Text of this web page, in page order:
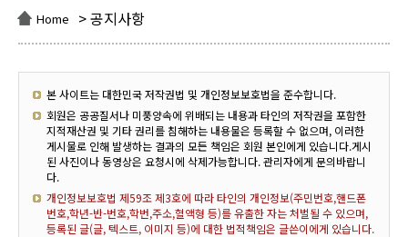
Home > 공지사항
본 사이트는 대한민국 저작권법 및 개인정보보호법을 준수합니다.
회원은 공공질서나 미풍양속에 위배되는 내용과 타인의 저작권을 포함한
지적재산권 및 기타 권리를 침해하는 내용물은 등록할 수 없으며, 이러한
게시물로 인해 발생하는 결과의 모든 책임은 회원 본인에게 있습니다.게시
된 사진이나 동영상은 요청시에 삭제가능합니다. 관리자에게 문의바랍니
다.
개인정보보호법 제59조 제3호에 따라 타인의 개인정보(주민번호,핸드폰
번호,학년-반-번호,학번,주소,혈액형 등)를 유출한 자는 처벌될 수 있으며,
등록된 글(글, 텍스트, 이미지 등)에 대한 법적책임은 글쓴이에게 있습니다.